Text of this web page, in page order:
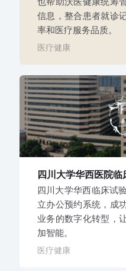
信息，整合患者就诊
率和医疗服务品质。
医疗健康
四川大学华西医院临
四川大学华西临床试
立办公预约系统，成
业务的数字化转型，
加智能。
医疗健康